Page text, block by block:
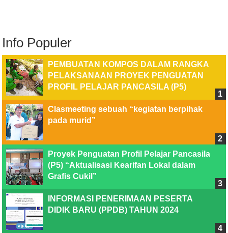
Info Populer
PEMBUATAN KOMPOS DALAM RANGKA
PELAKSANAAN PROYEK PENGUATAN
PROFIL PELAJAR PANCASILA (P5)
Clasmeeting sebuah “kegiatan berpihak
pada murid”
Proyek Penguatan Profil Pelajar Pancasila
(P5) “Aktualisasi Kearifan Lokal dalam
Grafis Cukil”
INFORMASI PENERIMAAN PESERTA
DIDIK BARU (PPDB) TAHUN 2024